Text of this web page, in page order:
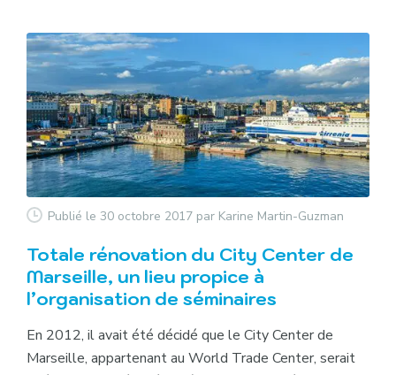
Publié le 30 octobre 2017 par Karine Martin-Guzman
Totale rénovation du City Center de
Marseille, un lieu propice à
l’organisation de séminaires
En 2012, il avait été décidé que le City Center de
Marseille, appartenant au World Trade Center, serait